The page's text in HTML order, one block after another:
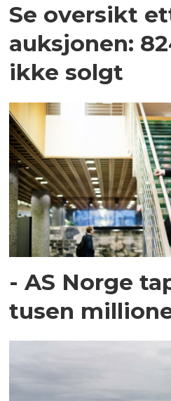
Se oversikt
auksjonen:
ikke solgt
- AS Norge
tusen